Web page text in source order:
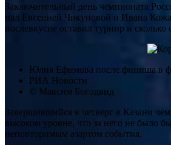
Заключительный день чемпионата
над Евгенией Чикуновой и Ивана
послевкусие оставил турнир и
Юлия Ефимова после финиша в
РИА Новости
© Максим Богодвид
Завершившийся в четверг в Казани
высоком уровне, что за него не было
неповторимым азартом события.